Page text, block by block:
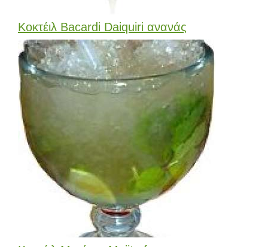
Κοκτέιλ Bacardi Daiquiri ανανάς